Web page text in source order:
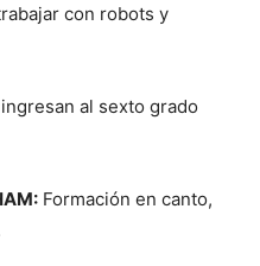
con robots y
al sexto grado
Formación en canto,